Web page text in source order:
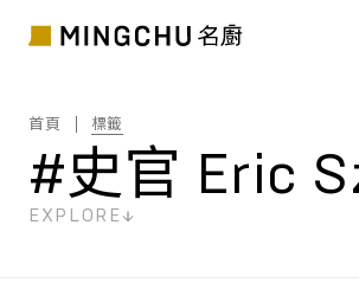
首頁 標籤
#史官 Eric
EXPLORE